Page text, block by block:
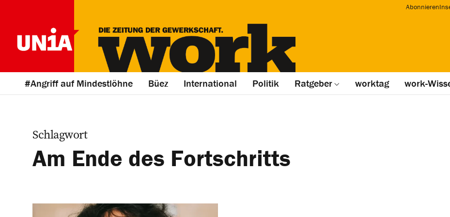
Abonnieren
#Angriff auf Mindestlöhne Büez International Politik Ratgeber worktag work-
Schlagwort
Am Ende des Fortschritts